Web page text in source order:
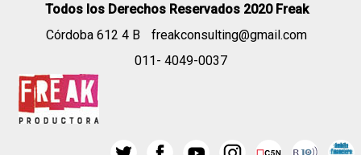
Todos los Derechos Reservados 2020 Freak
Córdoba 612 4 B
freakconsulting@gmail.com
011- 4049-0037